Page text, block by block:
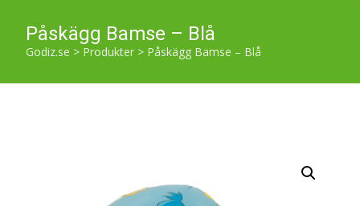
Påskägg Bamse – Blå
Godiz.se > Produkter > Påskägg Bamse – Blå